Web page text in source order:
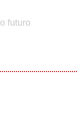
futuro